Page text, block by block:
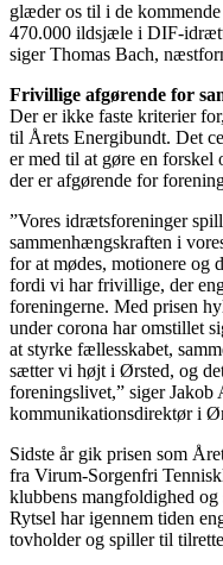
glæder os til i de
470.000 ildsjæle i DIF-
siger Thomas Bach,
Frivillige afgørende for
Der er ikke faste kriterier
til Årets Energibundt. Det
er med til at gøre en forskel
der er afgørende for
”Vores idrætsforeninger
sammenhængskraften i
for at mødes, motionere og
fordi vi har frivillige, der
foreningerne. Med prisen
under corona har omstillet
at styrke fællesskabet,
sætter vi højt i Ørsted, og
foreningslivet,” siger Jakob
kommunikationsdirektør i
Sidste år gik prisen som
fra Virum-Sorgenfri
klubbens mangfoldighed og
Rytsel har igennem tiden
tovholder og spiller til